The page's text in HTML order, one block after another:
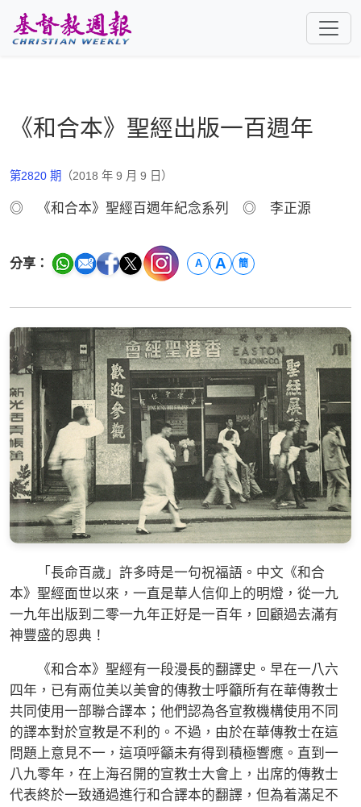
《和合本》聖經出版一百週年
第2820 期 （2018 年 9 月 9 日）
◎ 《和合本》聖經百週年紀念系列 ◎ 李正源
分享： A A 簡
「長命百歲」許多時是一句祝福語。中文《和合
本》聖經面世以來，一直是華人信仰上的明燈，從一九
一九年出版到二零一九年正好是一百年，回顧過去滿有
神豐盛的恩典！
《和合本》聖經有一段漫長的翻譯史。早在一八六
四年，已有兩位美以美會的傳教士呼籲所有在華傳教士
共同使用一部聯合譯本；他們認為各宣教機構使用不同
的譯本對於宣教是不利的。不過，由於在華傳教士在這
問題上意見不一，這項呼籲未有得到積極響應。直到一
八九零年，在上海召開的宣教士大會上，出席的傳教士
代表終於一致通過進行和合譯本的翻譯，但為着滿足不